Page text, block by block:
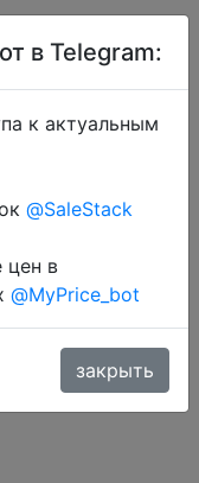
через розділ
в Telegram:
к актуальным
@SaleStack
цен в
@MyPrice_bot
закрыть